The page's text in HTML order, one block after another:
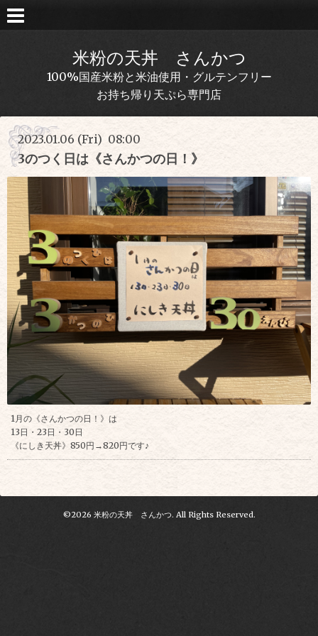
米粉の天丼 さんかつ
100%国産米粉と米油使用・グルテンフリー
お持ち帰り天ぷら専門店
2023.01.06 (Fri) 08:00
3のつく日は《さんかつの日！》
1月の《さんかつの日！》は
13日・23日・30日
《にしき天丼》850円→820円です♪
©2026 米粉の天丼 さんかつ. All Rights Reserved.